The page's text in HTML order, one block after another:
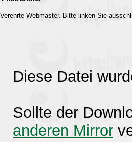
Verehrte Webmaster. Bitte linken Sie
Diese Datei
Sollte der
anderen Mirror